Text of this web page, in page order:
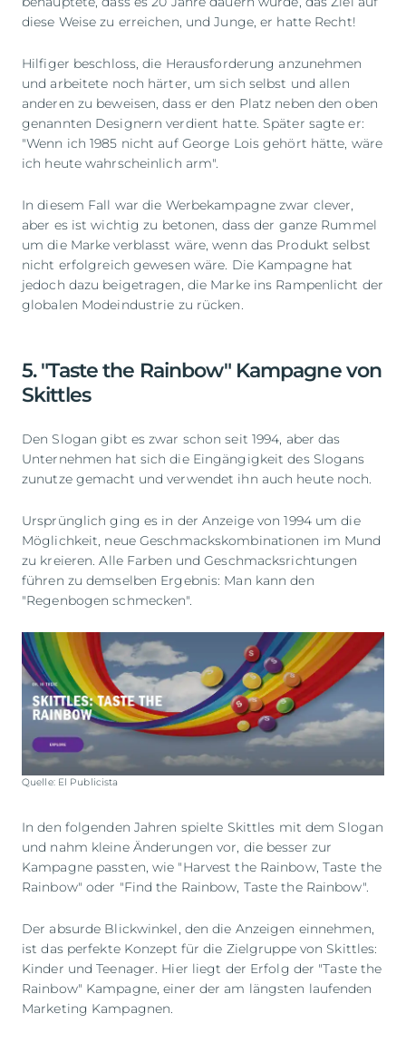
diese Weise zu erreichen, und Junge, er hatte Recht!
Hilfiger beschloss, die Herausforderung anzunehmen
und arbeitete noch härter, um sich selbst und allen
anderen zu beweisen, dass er den Platz neben den oben
genannten Designern verdient hatte. Später sagte er:
"Wenn ich 1985 nicht auf George Lois gehört hätte, wäre
ich heute wahrscheinlich arm".
In diesem Fall war die Werbekampagne zwar clever,
aber es ist wichtig zu betonen, dass der ganze Rummel
um die Marke verblasst wäre, wenn das Produkt selbst
nicht erfolgreich gewesen wäre. Die Kampagne hat
jedoch dazu beigetragen, die Marke ins Rampenlicht der
globalen Modeindustrie zu rücken.
5. "Taste the Rainbow" Kampagne von
Skittles
Den Slogan gibt es zwar schon seit 1994, aber das
Unternehmen hat sich die Eingängigkeit des Slogans
zunutze gemacht und verwendet ihn auch heute noch.
Ursprünglich ging es in der Anzeige von 1994 um die
Möglichkeit, neue Geschmackskombinationen im Mund
zu kreieren. Alle Farben und Geschmacksrichtungen
führen zu demselben Ergebnis: Man kann den
"Regenbogen schmecken".
Quelle: El Publicista
In den folgenden Jahren spielte Skittles mit dem Slogan
und nahm kleine Änderungen vor, die besser zur
Kampagne passten, wie "Harvest the Rainbow, Taste the
Rainbow" oder "Find the Rainbow, Taste the Rainbow".
Der absurde Blickwinkel, den die Anzeigen einnehmen,
ist das perfekte Konzept für die Zielgruppe von Skittles:
Kinder und Teenager. Hier liegt der Erfolg der "Taste the
Rainbow" Kampagne, einer der am längsten laufenden
Marketing Kampagnen.